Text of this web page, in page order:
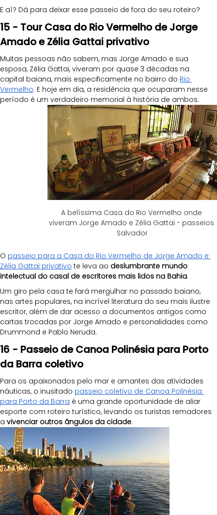
E aí? Dá para deixar esse passeio de fora do seu roteiro?
15 - Tour Casa do Rio Vermelho de Jorge
Amado e Zélia Gattai privativo
Muitas pessoas não sabem, mas Jorge Amado e sua
esposa, Zélia Gattai, viveram por quase 3 décadas na
capital baiana, mais especificamente no bairro do Rio
Vermelho. E hoje em dia, a residência que ocuparam nesse
período é um verdadeiro memorial à história de ambos.
A belíssima Casa do Rio Vermelho onde
viveram Jorge Amado e Zélia Gattai - passeios
Salvador
O passeio para a Casa do Rio Vermelho de Jorge Amado e
Zélia Gattai privativo te leva ao deslumbrante mundo
intelectual do casal de escritores mais lidos na Bahia.
Um giro pela casa te fará mergulhar no passado baiano,
nas artes populares, na incrível literatura do seu mais ilustre
escritor, além de dar acesso a documentos antigos como
cartas trocadas por Jorge Amado e personalidades como
Drummond e Pablo Neruda.
16 - Passeio de Canoa Polinésia para Porto
da Barra coletivo
Para os apaixonados pelo mar e amantes das atividades
náuticas, o inusitado passeio coletivo de Canoa Polinésia
para Porto da Barra é uma grande oportunidade de aliar
esporte com roteiro turístico, levando os turistas remadores
a vivenciar outros ângulos da cidade.